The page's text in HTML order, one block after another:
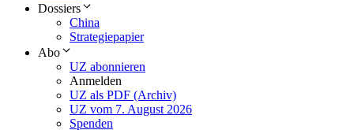
Dossiers
China
Strategiepapier
Abo
UZ abonnieren
Anmelden
UZ als PDF (Archiv)
UZ vom 7. August 2026
Spenden